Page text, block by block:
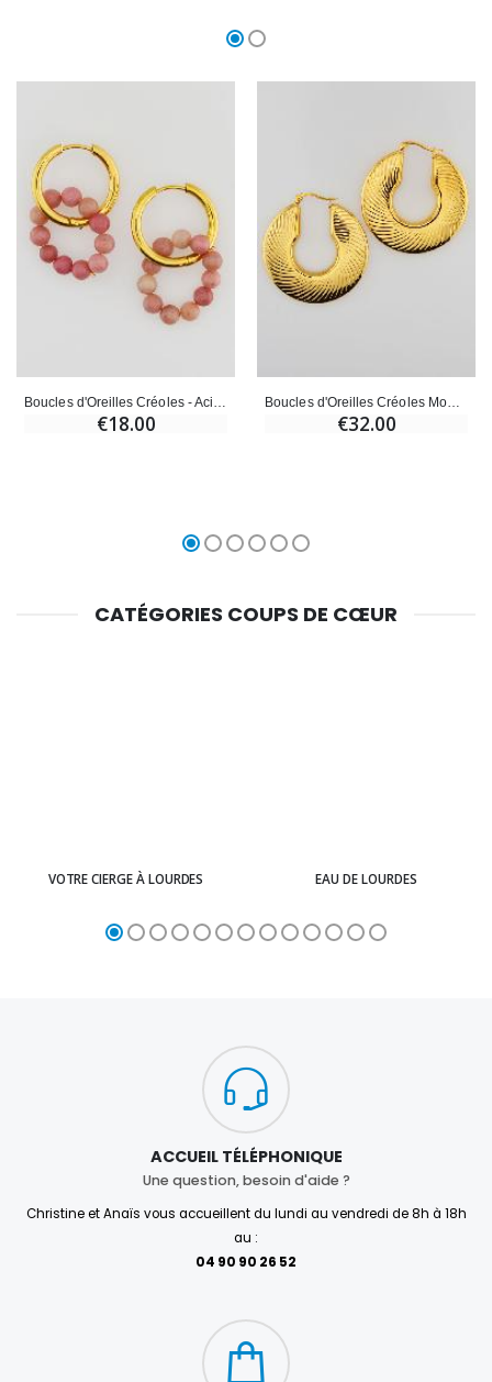
€18.00
Boucles d'Oreilles Créoles Modernes Striées 4cm - Inox Or
€32.00
CATÉGORIES COUPS DE CŒUR
VOTRE CIERGE À LOURDES EAU DE LOURDES
ACCUEIL TÉLÉPHONIQUE
Une question, besoin d'aide ?
Christine et Anaïs vous accueillent du lundi au vendredi de 8h à 18h
au :
04 90 90 26 52